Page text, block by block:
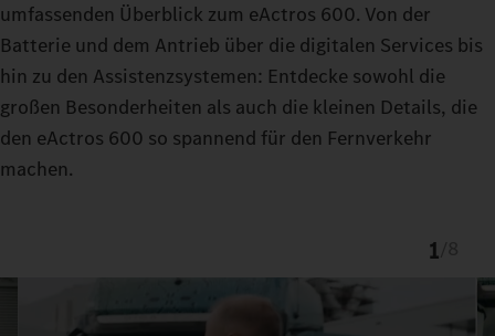
umfassenden Überblick zum eActros 600. Von der
Batterie und dem Antrieb über die digitalen Services bis
hin zu den Assistenzsystemen: Entdecke sowohl die
großen Besonderheiten als auch die kleinen Details, die
den eActros 600 so spannend für den Fernverkehr
machen.
1